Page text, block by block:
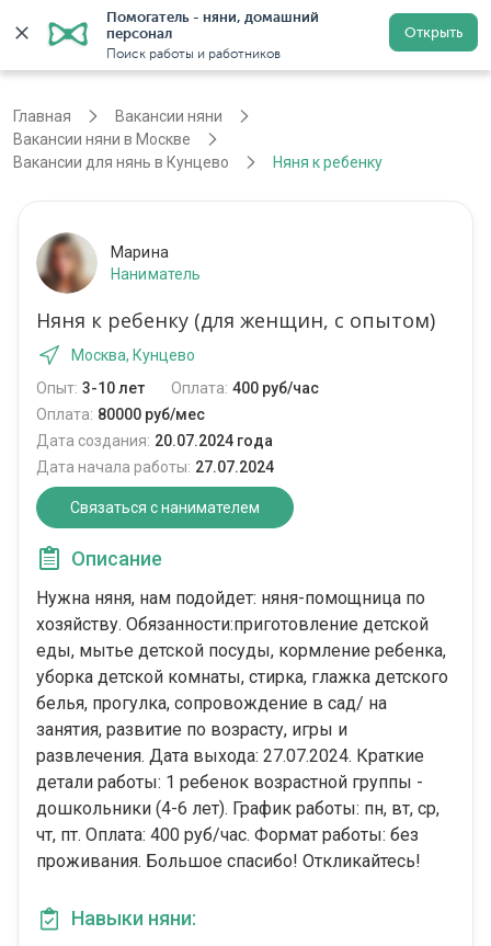
Помогатель - няни, домашний
персонал
Поиск работы и работников
Открыть
Регистрация
Главная
Вакансии няни
Вакансии няни в Москве
Вакансии для нянь в Кунцево
Няня к ребенку
Марина
Наниматель
Няня к ребенку (для женщин, с опытом)
Москва, Кунцево
Опыт: 3-10 лет Оплата: 400 руб/час
Оплата: 80000 руб/мес
Дата создания: 20.07.2024 года
Дата начала работы: 27.07.2024
Связаться с нанимателем
Описание
Нужна няня, нам подойдет: няня-помощница по
хозяйству. Обязанности:приготовление детской
еды, мытье детской посуды, кормление ребенка,
уборка детской комнаты, стирка, глажка детского
белья, прогулка, сопровождение в сад/ на
занятия, развитие по возрасту, игры и
развлечения. Дата выхода: 27.07.2024. Краткие
детали работы: 1 ребенок возрастной группы -
дошкольники (4-6 лет). График работы: пн, вт, ср,
чт, пт. Оплата: 400 руб/час. Формат работы: без
проживания. Большое спасибо! Откликайтесь!
Навыки няни: